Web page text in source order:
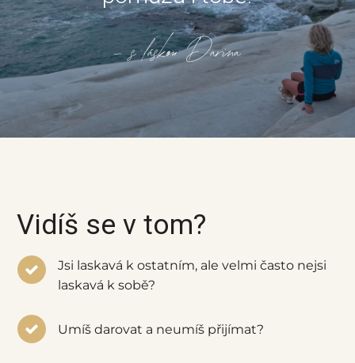
- s láskou Darina
Vidíš se v tom?
Jsi laskavá k ostatním, ale velmi často nejsi
laskavá k sobě?
Umíš darovat a neumíš přijímat?